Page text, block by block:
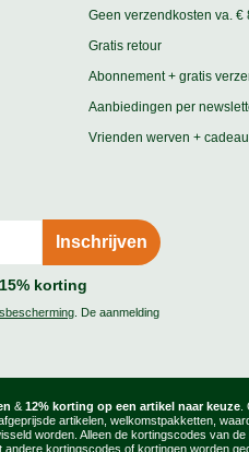
Geen verzendkosten va. €
Gratis retour
Abonnement + gratis
Aanbiedingen per
Vrienden werven +
korting
. De aanmelding
& 12% korting op een artikel naar keuze
artikelen, welkomstpakketten,
worden. Alleen de kortingscodes van
kortingscodes of kortingen worden